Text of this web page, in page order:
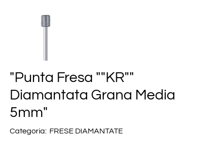
"Punta Fresa ""KR""
Diamantata Grana Media
5mm"
Categoria: FRESE DIAMANTATE